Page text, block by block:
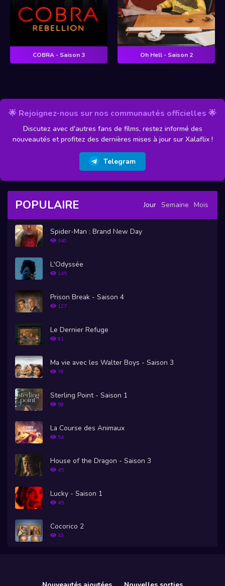
COBRA - Saison 3 Oh Hell - Saison 2
🌟 Rejoignez-nous sur nos communautés officielles 🌟
Discutez avec d'autres fans de films, restez informé des
nouveautés et profitez des dernières mises à jour sur Xalaflix !
Telegram
POPULAIRE Jour Semaine Mois
Spider-Man : Brand New Day
340
L'Odyssée
145
Prison Break - Saison 4
127
Le Dernier Refuge
81
Ma vie avec les Walter Boys - Saison 3
78
Sterling Point - Saison 1
58
La Course des Animaux
54
House of the Dragon - Saison 3
45
Lucky - Saison 1
45
Cocorico 2
43